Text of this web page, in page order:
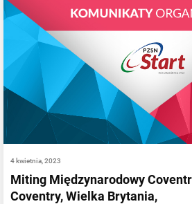
4 kwietnia, 2023
Miting Międzynarodowy
Coventry, Wielka Brytania,